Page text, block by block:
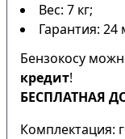
Вес: 7 кг;
Гарантия: 24
Бензокосу
кредит!
БЕСПЛАТНАЯ
Комплектация: